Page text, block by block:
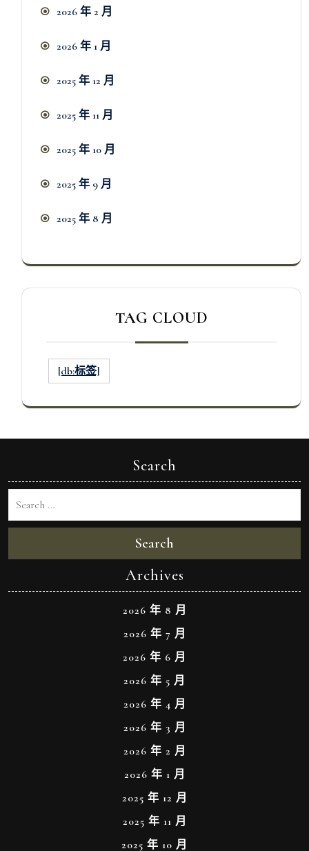
2026 年 2 月
2026 年 1 月
2025 年 12 月
2025 年 11 月
2025 年 10 月
2025 年 9 月
2025 年 8 月
TAG CLOUD
[db:标签]
Search
Search
Archives
2026 年 8 月
2026 年 7 月
2026 年 6 月
2026 年 5 月
2026 年 4 月
2026 年 3 月
2026 年 2 月
2026 年 1 月
2025 年 12 月
2025 年 11 月
2025 年 10 月